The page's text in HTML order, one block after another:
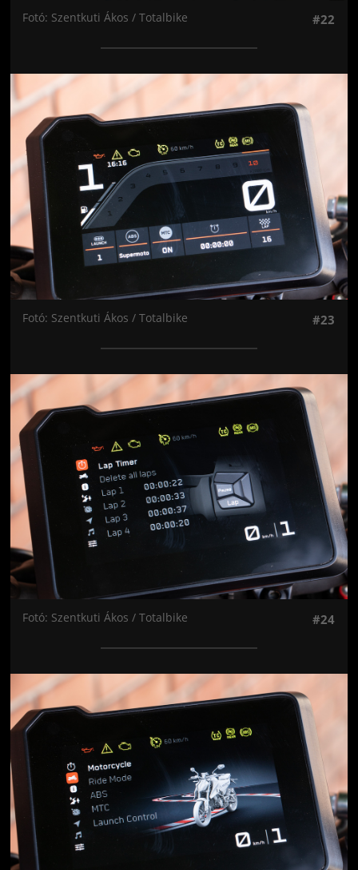
Fotó: Szentkuti Ákos / Totalbike #22
Jön még kép!
Fotó: Szentkuti Ákos / Totalbike #23
Jön még kép!
Fotó: Szentkuti Ákos / Totalbike #24
Jön még kép!